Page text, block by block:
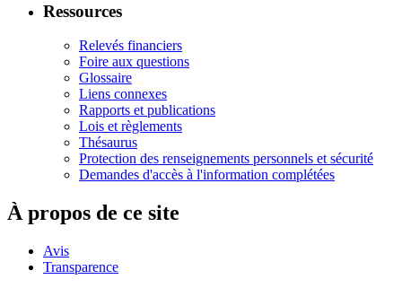
Ressources
Relevés financiers
Foire aux questions
Glossaire
Liens connexes
Rapports et publications
Lois et règlements
Thésaurus
Protection des renseignements personnels et sécurité
Demandes d'accès à l'information complétées
À propos de ce site
Avis
Transparence